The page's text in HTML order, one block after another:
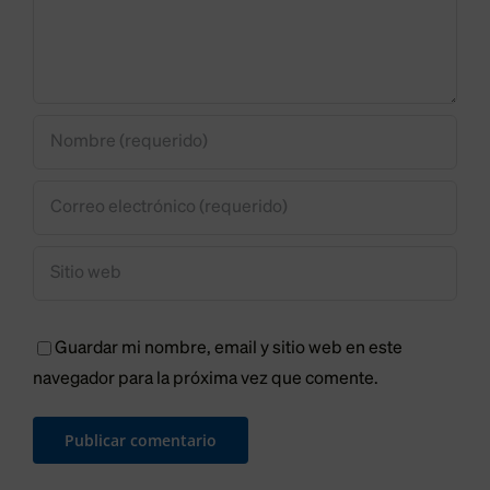
los
leoneses
Guardar mi nombre, email y sitio web en este
navegador para la próxima vez que comente.